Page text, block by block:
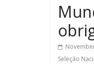
Seleção